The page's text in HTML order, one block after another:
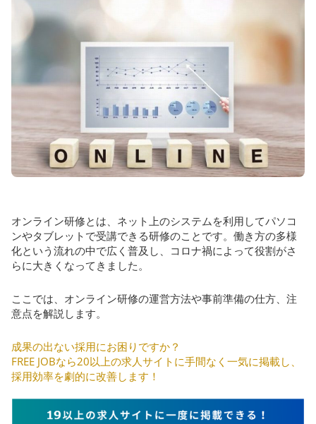
オンライン研修とは、ネット上のシステムを利用してパソコ
ンやタブレットで受講できる研修のことです。働き方の多様
化という流れの中で広く普及し、コロナ禍によって役割がさ
らに大きくなってきました。
ここでは、オンライン研修の運営方法や事前準備の仕方、注
意点を解説します。
成果の出ない採用にお困りですか？
FREE JOBなら20以上の求人サイトに手間なく一気に掲載し、
採用効率を劇的に改善します！